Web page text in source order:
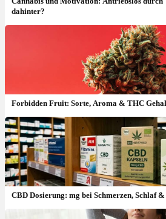
dahinter?
Forbidden Fruit: Sorte, Aroma & THC
CBD Dosierung: mg bei Schmerzen, Schlaf